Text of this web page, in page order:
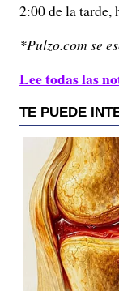
2:00 de la tarde,
*Pulzo.com se
Lee todas las